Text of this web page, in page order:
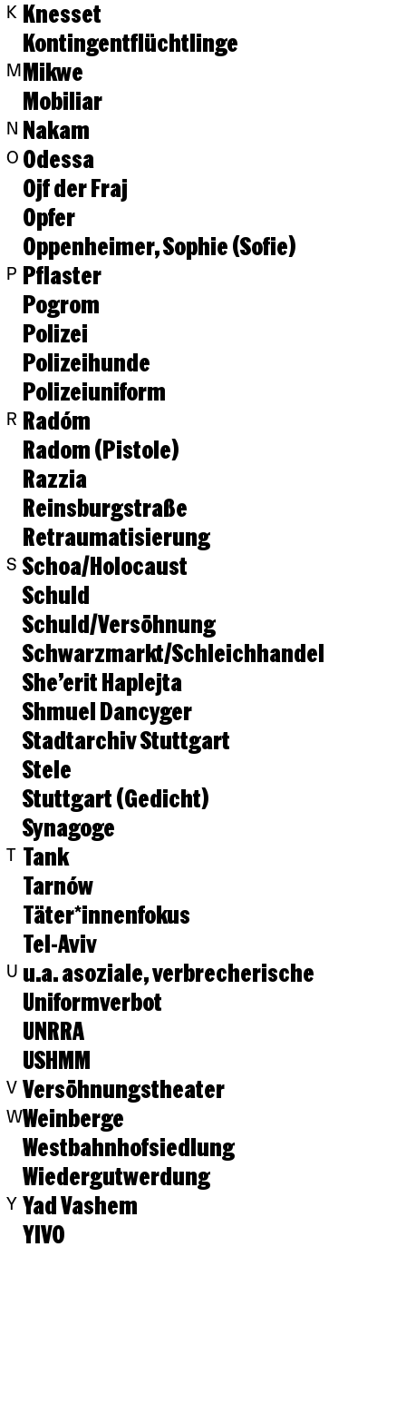
K Knesset
Kontingentflüchtlinge
M Mikwe
Mobiliar
N Nakam
O Odessa
Ojf der Fraj
Opfer
Oppenheimer, Sophie (Sofie)
P Pflaster
Pogrom
Polizei
Polizeihunde
Polizeiuniform
R Radóm
Radom (Pistole)
Razzia
Reinsburgstraße
Retraumatisierung
S Schoa/Holocaust
Schuld
Schuld/Versöhnung
Schwarzmarkt/Schleichhandel
She’erit Haplejta
Shmuel Dancyger
Stadtarchiv Stuttgart
Stele
Stuttgart (Gedicht)
Synagoge
T Tank
Tarnów
Täter*innenfokus
Tel-Aviv
U u.a. asoziale, verbrecherische
Uniformverbot
UNRRA
USHMM
V Versöhnungstheater
WWeinberge
Westbahnhofsiedlung
Wiedergutwerdung
Y Yad Vashem
YIVO